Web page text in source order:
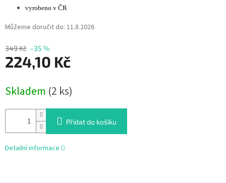
349 Kč –35 %
224,10 Kč
cena:
Skladem (2 ks)
Můžeme doručit do: 11.8.2026
Přidat do košíku
vyrobeno v ČR
Detailní informace